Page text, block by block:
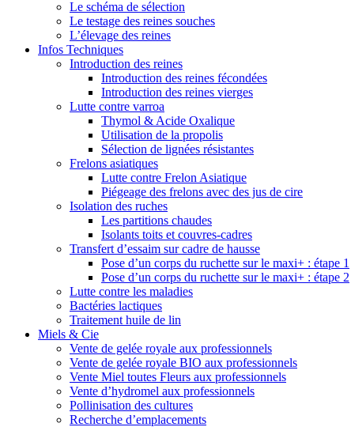
Le schéma de sélection
Le testage des reines souches
L’élevage des reines
Infos Techniques
Introduction des reines
Introduction des reines fécondées
Introduction des reines vierges
Lutte contre varroa
Thymol & Acide Oxalique
Utilisation de la propolis
Sélection de lignées résistantes
Frelons asiatiques
Lutte contre Frelon Asiatique
Piégeage des frelons avec des jus de cire
Isolation des ruches
Les partitions chaudes
Isolants toits et couvres-cadres
Transfert d’essaim sur cadre de hausse
Pose d’un corps du ruchette sur le maxi+ : étape 1
Pose d’un corps du ruchette sur le maxi+ : étape 2
Lutte contre les maladies
Bactéries lactiques
Traitement huile de lin
Miels & Cie
Vente de gelée royale aux professionnels
Vente de gelée royale BIO aux professionnels
Vente Miel toutes Fleurs aux professionnels
Vente d’hydromel aux professionnels
Pollinisation des cultures
Recherche d’emplacements